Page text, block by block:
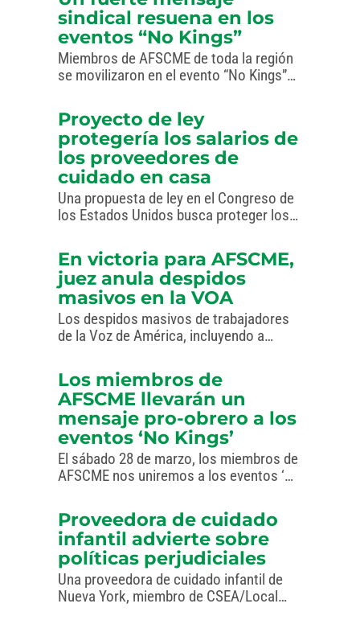
Bill”. En un día destinado a celebrar
nuestra libertad, esta…
sindical resuena en los
eventos “No Kings”
Miembros de AFSCME de toda la región
se movilizaron en el evento “No Kings”
Proyecto de ley
protegería los salarios de
los proveedores de
cuidado en casa
Una propuesta de ley en el Congreso de
los Estados Unidos busca proteger los
en casa.
En victoria para AFSCME,
juez anula despidos
masivos en la VOA
Los despidos masivos de trabajadores
de la Voz de América, incluyendo a
por un juez federal.
Los miembros de
AFSCME llevarán un
mensaje pro-obrero a los
eventos ‘No Kings’
El sábado 28 de marzo, los miembros de
AFSCME nos uniremos a los eventos ‘No
Proveedora de cuidado
infantil advierte sobre
políticas perjudiciales
Una proveedora de cuidado infantil de
Nueva York, miembro de CSEA/Local